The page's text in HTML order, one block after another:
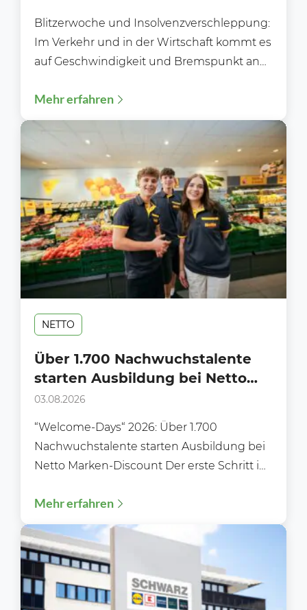
Blitzerwoche und Insolvenzverschleppung:
Im Verkehr und in der Wirtschaft kommt es
auf Geschwindigkeit und Bremspunkt an
Mehr erfahren
NETTO
Über 1.700 Nachwuchstalente
starten Ausbildung bei Netto
Marken-Discount
03.08.2026
“Welcome-Days“ 2026: Über 1.700
Nachwuchstalente starten Ausbildung bei
Netto Marken-Discount Der erste Schritt ins
Ausbildungsstart 2026: Über 1.700...
Mehr erfahren